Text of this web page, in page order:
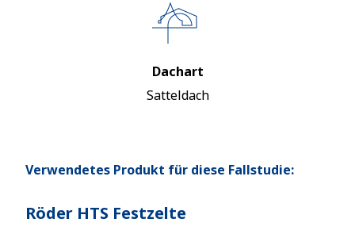
Dachart
Satteldach
Verwendetes Produkt für diese Fallstudie:
Röder HTS Festzelte